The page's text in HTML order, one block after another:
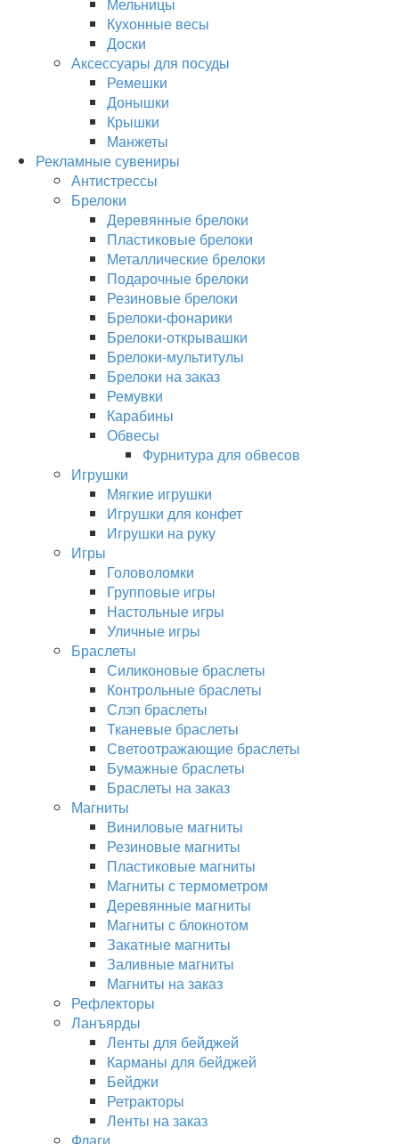
Кухонные весы
Доски
Аксессуары для посуды
Ремешки
Донышки
Крышки
Манжеты
Рекламные сувениры
Антистрессы
Брелоки
Деревянные брелоки
Пластиковые брелоки
Металлические брелоки
Подарочные брелоки
Резиновые брелоки
Брелоки-фонарики
Брелоки-открывашки
Брелоки-мультитулы
Брелоки на заказ
Ремувки
Карабины
Обвесы
Фурнитура для обвесов
Игрушки
Мягкие игрушки
Игрушки для конфет
Игрушки на руку
Игры
Головоломки
Групповые игры
Настольные игры
Уличные игры
Браслеты
Силиконовые браслеты
Контрольные браслеты
Слэп браслеты
Тканевые браслеты
Светоотражающие браслеты
Бумажные браслеты
Браслеты на заказ
Магниты
Виниловые магниты
Резиновые магниты
Пластиковые магниты
Магниты с термометром
Деревянные магниты
Магниты с блокнотом
Закатные магниты
Заливные магниты
Магниты на заказ
Рефлекторы
Ланъярды
Ленты для бейджей
Карманы для бейджей
Бейджи
Ретракторы
Ленты на заказ